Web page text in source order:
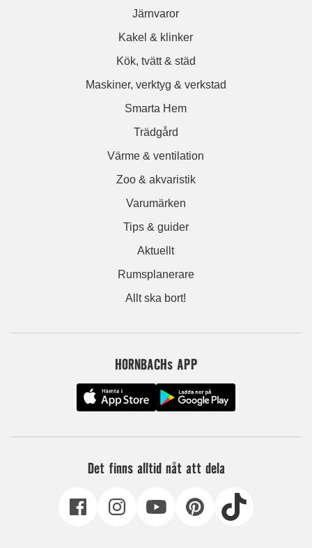
Järnvaror
Kakel & klinker
Kök, tvätt & städ
Maskiner, verktyg & verkstad
Smarta Hem
Trädgård
Värme & ventilation
Zoo & akvaristik
Varumärken
Tips & guider
Aktuellt
Rumsplanerare
Allt ska bort!
HORNBACHs APP
Det finns alltid nåt att dela